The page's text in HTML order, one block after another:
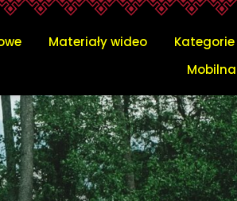
Podlaskiego
Materiały wideo Kategorie